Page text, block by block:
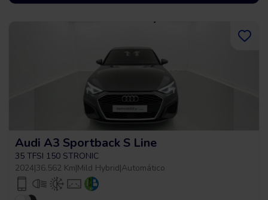
Audi A3 Sportback S Line
35 TFSI 150 STRONIC
2024|36.562 Km|Mild Hybrid|Automático